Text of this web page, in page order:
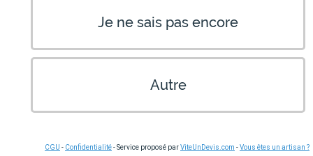
Je ne sais pas encore
Autre
CGU - Confidentialité- Service proposé parViteUnDevis.com -Vous êtes un artisan ?